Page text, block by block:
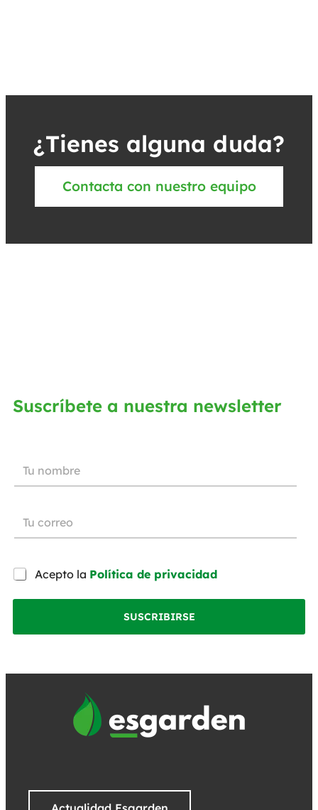
¿Tienes alguna duda?
Contacta con nuestro equipo
Suscríbete a nuestra newsletter
Acepto la Política de privacidad
SUSCRIBIRSE